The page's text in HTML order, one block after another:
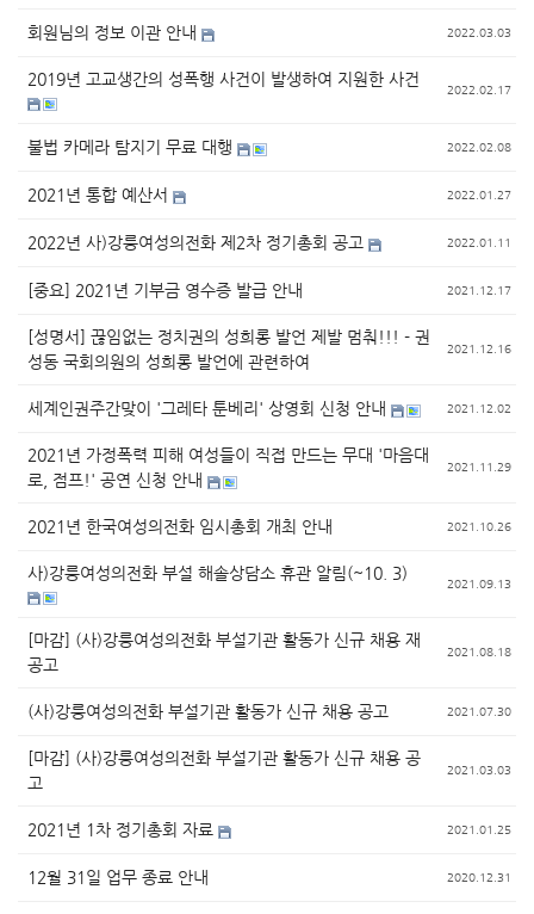
회원님의 정보 이관 안내 2022.03.03
2019년 고교생간의 성폭행 사건이 발생하여 지원한 사건
2022.02.17
불법 카메라 탐지기 무료 대행 2022.02.08
2021년 통합 예산서 2022.01.27
2022년 사)강릉여성의전화 제2차 정기총회 공고 2022.01.11
[중요] 2021년 기부금 영수증 발급 안내 2021.12.17
[성명서] 끊임없는 정치권의 성희롱 발언 제발 멈춰!!! - 권
성동 국회의원의 성희롱 발언에 관련하여
2021.12.16
세계인권주간맞이 '그레타 툰베리' 상영회 신청 안내 2021.12.02
2021년 가정폭력 피해 여성들이 직접 만드는 무대 '마음대
로, 점프!' 공연 신청 안내
2021.11.29
2021년 한국여성의전화 임시총회 개최 안내 2021.10.26
사)강릉여성의전화 부설 해솔상담소 휴관 알림(~10. 3)
2021.09.13
[마감] (사)강릉여성의전화 부설기관 활동가 신규 채용 재
공고
2021.08.18
(사)강릉여성의전화 부설기관 활동가 신규 채용 공고 2021.07.30
[마감] (사)강릉여성의전화 부설기관 활동가 신규 채용 공
고
2021.03.03
2021년 1차 정기총회 자료 2021.01.25
12월 31일 업무 종료 안내 2020.12.31